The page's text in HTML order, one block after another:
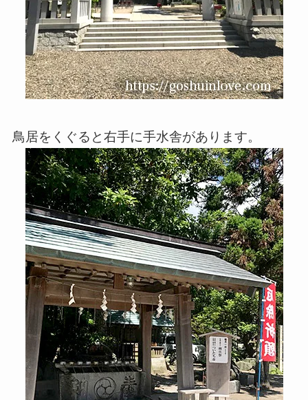
鳥居をくぐると右手に手水舎があります。